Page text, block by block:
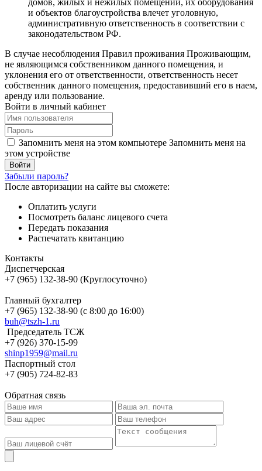
и объектов благоустройства влечет уголовную,
административную ответственность в соответствии с
законодательством РФ.
В случае несоблюдения Правил проживания Проживающим,
не являющимся собственником данного помещения, и
уклонения его от ответственности, ответственность несет
собственник данного помещения, предоставивший его в наем,
аренду или пользование.
Войти в личный кабинет
Запомнить меня на этом компьютере Запомнить меня на
этом устройстве
Забыли пароль?
После авторизации на сайте вы сможете:
Оплатить услуги
Посмотреть баланс лицевого счета
Передать показания
Распечатать квитанцию
Контакты
Диспетчерская
+7 (965) 132-38-90 (Круглосуточно)
Главный бухгалтер
+7 (965) 132-38-90 (с 8:00 до 16:00)
buh@tszh-1.ru
Председатель ТСЖ
+7 (926) 370-15-99
shinp1959@mail.ru
Паспортный стол
+7 (905) 724-82-83
Обратная связь